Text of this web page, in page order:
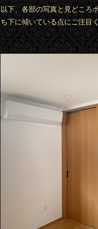
以下、各部の写真と見どころ
ち下に傾いている点にご注目